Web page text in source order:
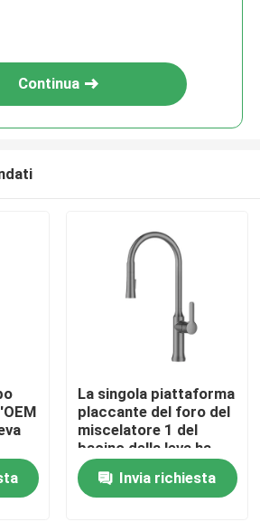
Continua
La singola piattaforma
placcante del foro del
miscelatore 1 del
bacino della leva ha
montato il rubinetto di
lavabo inossidabile
Invia richiesta